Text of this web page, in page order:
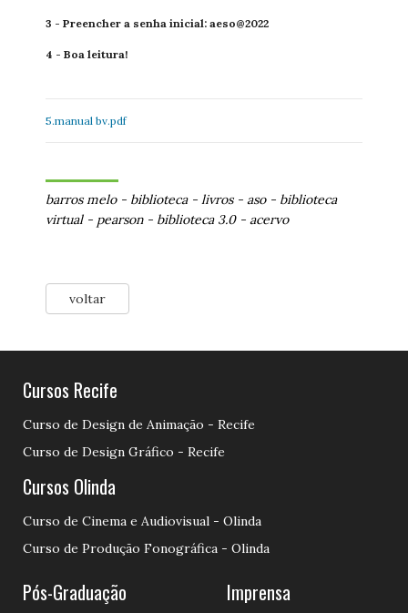
3 - Preencher a senha inicial: aeso@2022
4 - Boa leitura!
5.manual bv.pdf
barros melo- biblioteca- livros- aso- biblioteca
virtual- pearson- biblioteca 3.0- acervo
voltar
Cursos Recife
Curso de Design de Animação - Recife
Curso de Design Gráfico - Recife
Cursos Olinda
Curso de Cinema e Audiovisual - Olinda
Curso de Produção Fonográfica - Olinda
Pós-Graduação Imprensa